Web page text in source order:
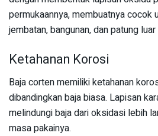
permukaannya, membuatnya cocok
jembatan, bangunan, dan patung luar
Ketahanan Korosi
Baja corten memiliki ketahanan
dibandingkan baja biasa. Lapisan
melindungi baja dari oksidasi lebih
masa pakainya.